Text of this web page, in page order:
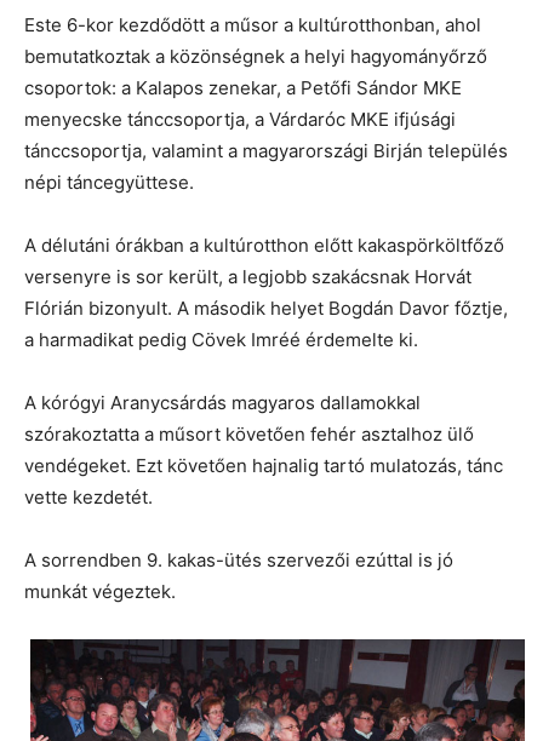
Este 6-kor kezdődött a műsor a kultúrotthonban, ahol
bemutatkoztak a közönségnek a helyi hagyományőrző
csoportok: a Kalapos zenekar, a Petőfi Sándor MKE
menyecske tánccsoportja, a Várdaróc MKE ifjúsági
tánccsoportja, valamint a magyarországi Birján település
népi táncegyüttese.
A délutáni órákban a kultúrotthon előtt kakaspörköltfőző
versenyre is sor került, a legjobb szakácsnak Horvát
Flórián bizonyult. A második helyet Bogdán Davor főztje,
a harmadikat pedig Cövek Imréé érdemelte ki.
A kórógyi Aranycsárdás magyaros dallamokkal
szórakoztatta a műsort követően fehér asztalhoz ülő
vendégeket. Ezt követően hajnalig tartó mulatozás, tánc
vette kezdetét.
A sorrendben 9. kakas-ütés szervezői ezúttal is jó
munkát végeztek.